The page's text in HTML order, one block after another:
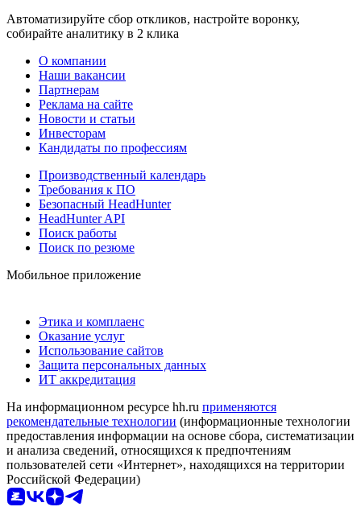
Автоматизируйте сбор откликов, настройте воронку,
собирайте аналитику в 2 клика
О компании
Наши вакансии
Партнерам
Реклама на сайте
Новости и статьи
Инвесторам
Кандидаты по профессиям
Производственный календарь
Требования к ПО
Безопасный HeadHunter
HeadHunter API
Поиск работы
Поиск по резюме
Мобильное приложение
Этика и комплаенс
Оказание услуг
Использование сайтов
Защита персональных данных
ИТ аккредитация
На информационном ресурсе hh.ru применяются
рекомендательные технологии (информационные технологии
предоставления информации на основе сбора, систематизации
и анализа сведений, относящихся к предпочтениям
пользователей сети «Интернет», находящихся на территории
Российской Федерации)